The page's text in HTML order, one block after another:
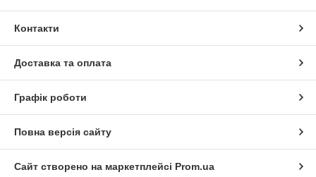
Контакти
Доставка та оплата
Графік роботи
Повна версія сайту
Сайт створено на маркетплейсі Prom.ua